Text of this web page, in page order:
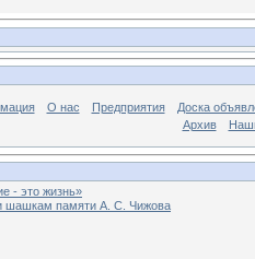
О нас Предприятия
Доска
Архив
- это жизнь»
шашкам памяти А. С. Чижова